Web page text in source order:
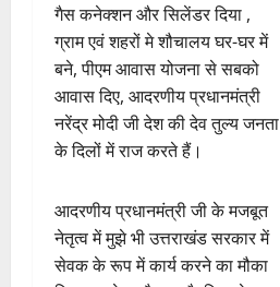
गैस कनेक्शन और सिलेंडर दिया ,
ग्राम एवं शहरों मे शौचालय घर-घर में
बने, पीएम आवास योजना से सबको
आवास दिए, आदरणीय प्रधानमंत्री
नरेंद्र मोदी जी देश की देव तुल्य जनता
के दिलों में राज करते हैं।
आदरणीय प्रधानमंत्री जी के मजबूत
नेतृत्व में मुझे भी उत्तराखंड सरकार में
सेवक के रूप में कार्य करने का मौका